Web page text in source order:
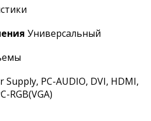
Универсальный
Supply, PC-AUDIO, DVI, HDMI,
RGB(VGA)